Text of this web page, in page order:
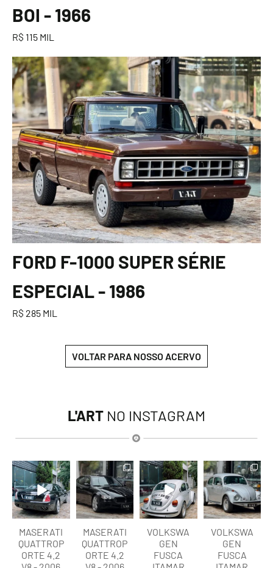
BOI - 1966
R$ 115 MIL
FORD F-1000 SUPER SÉRIE
ESPECIAL - 1986
R$ 285 MIL
VOLTAR PARA NOSSO ACERVO
L'ART NO INSTAGRAM
lart.br
Ago 6
MASERATI
QUATTROP
ORTE 4.2
lart.br
Ago 6
MASERATI
QUATTROP
ORTE 4.2
lart.br
Ago 6
VOLKSWA
GEN
FUSCA
lart.br
Ago 6
VOLKSWA
GEN
FUSCA